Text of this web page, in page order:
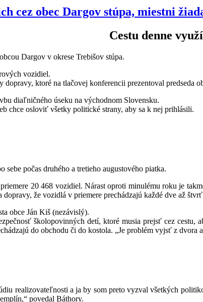
cez obec Dargov stúpa, miestni
Cestu denne
Dargov v okrese Trebišov stúpa.
vozidiel.
dopravy, ktoré na tlačovej konferencii prezentoval predseda
diaľničného úseku na východnom Slovensku.
chce osloviť všetky politické strany, aby sa k nej prihlásili.
počas druhého a tretieho augustového piatka.
20 468 vozidiel. Nárast oproti minulému roku je
že vozidlá v priemere prechádzajú každé dve až
obce Ján Kiš (nezávislý).
školopovinných detí, ktoré musia prejsť cez
do obchodu či do kostola. „Je problém vyjsť z
realizovateľnosti a ja by som preto vyzval všetkých
povedal Báthory.